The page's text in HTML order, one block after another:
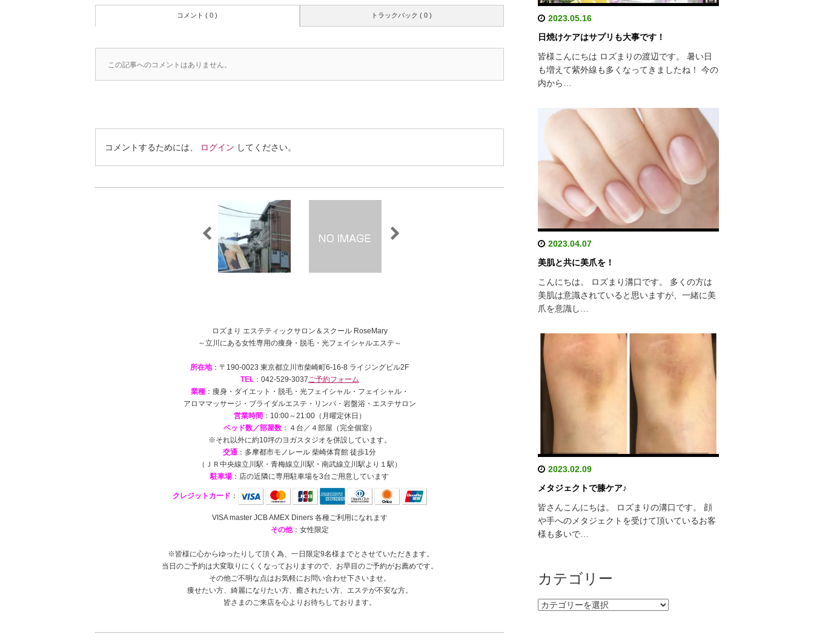
コメント ( 0 ) トラックバック ( 0 )
この記事へのコメントはありません。
コメントするためには、 ログイン してください。
ロズまり エステティックサロン＆スクール RoseMary
～立川にある女性専用の痩身・脱毛・光フェイシャルエステ～
所在地：〒190-0023 東京都立川市柴崎町6-16-8 ライジングビル2F
TEL：042-529-3037ご予約フォーム
業種：痩身・ダイエット・脱毛・光フェイシャル・フェイシャル・
アロママッサージ・ブライダルエステ・リンパ・岩盤浴・エステサロン
営業時間 ：10:00～21:00（月曜定休日）
ベッド数／部屋数：４台／４部屋（完全個室）
※それ以外に約10坪のヨガスタジオを併設しています。
交通 ：多摩都市モノレール 柴崎体育館 徒歩1分
（ＪＲ中央線立川駅・青梅線立川駅・南武線立川駅より１駅）
駐車場 ：店の近隣に専用駐車場を3台ご用意しています
クレジットカード ：
VISA master JCB AMEX Diners 各種ご利用になれます
その他：女性限定
※皆様に心からゆったりして頂く為、一日限定9名様までとさせていただきます。
当日のご予約は大変取りにくくなっておりますので、お早目のご予約がお薦めです。
その他ご不明な点はお気軽にお問い合わせ下さいませ。
痩せたい方、綺麗になりたい方、癒されたい方、エステが不安な方。
皆さまのご来店を心よりお待ちしております。
2023.05.16
日焼けケアはサプリも大事です！
皆様こんにちは ロズまりの渡辺です。 暑い日
も増えて紫外線も多くなってきましたね！ 今の
内から…
2023.04.07
美肌と共に美爪を！
こんにちは。 ロズまり溝口です。 多くの方は
美肌は意識されていると思いますが、一緒に美
爪を意識し…
2023.02.09
メタジェクトで膝ケア♪
皆さんこんにちは。 ロズまりの溝口です。 顔
や手へのメタジェクトを受けて頂いているお客
様も多いで…
カテゴリー
カ